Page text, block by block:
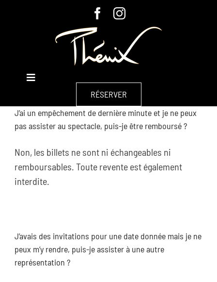
Toggle
À PROPOS
CHAPITEAU
RÉSERVER
J’ai un empêchement de dernière minute et je ne peux
pas assister au spectacle, puis-je être remboursé ?
Non, les billets ne sont ni échangeables ni
remboursables. Toute revente est également
interdite.
J’avais des invitations pour une date donnée mais je ne
peux m’y rendre, puis-je assister à une autre
représentation ?